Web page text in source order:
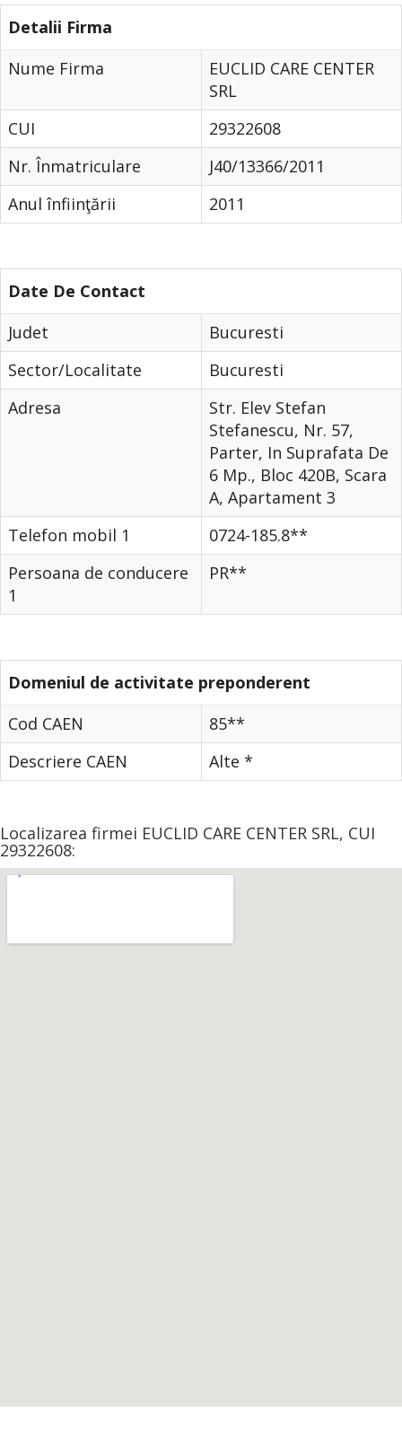
Detalii Firma
Nume Firma
EUCLID CARE CENTER
SRL
CUI
29322608
Nr. Înmatriculare
J40/13366/2011
Anul înfiinţării
2011
Date De Contact
Judet
Bucuresti
Sector/Localitate
Bucuresti
Adresa
Str. Elev Stefan
Stefanescu, Nr. 57,
Parter, In Suprafata De
6 Mp., Bloc 420B, Scara
A, Apartament 3
Telefon mobil 1
0724-185.8**
Persoana de conducere
1
PR**
Domeniul de activitate preponderent
Cod CAEN
85**
Descriere CAEN
Alte *
Localizarea firmei EUCLID CARE CENTER SRL, CUI
29322608: